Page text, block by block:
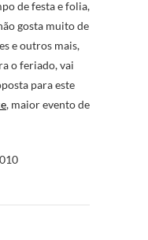
gosta muito de
e outros mais,
o feriado, vai
para este
, maior evento de